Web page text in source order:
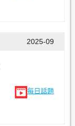
2025-09
每日話題